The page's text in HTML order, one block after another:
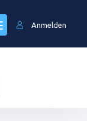
Anmelden